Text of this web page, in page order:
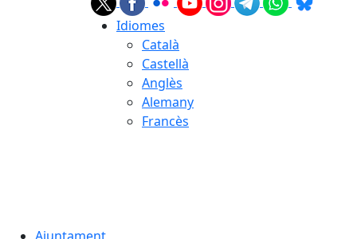
Idiomes
Català
Castellà
Anglès
Alemany
Francès